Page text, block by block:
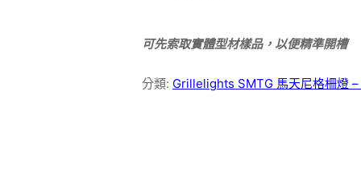
可先索取實體型材樣品，以便精準開槽
分類: Grillelights SMTG 馬天尼格柵燈 –